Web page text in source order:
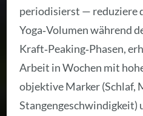
periodisierst — reduziere
Yoga‑Volumen während
Kraft‑Peaking‑Phasen,
Arbeit in Wochen mit
objektive Marker (Schlaf,
Stangengeschwindigkeit)